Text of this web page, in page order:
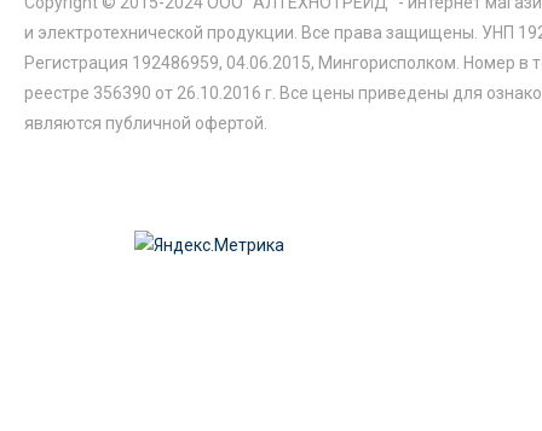
и электротехнической продукции. Все права защищены. УНП
Регистрация 192486959, 04.06.2015, Мингорисполком. Номер в
реестре 356390 от 26.10.2016 г. Все цены приведены для
являются публичной офертой.